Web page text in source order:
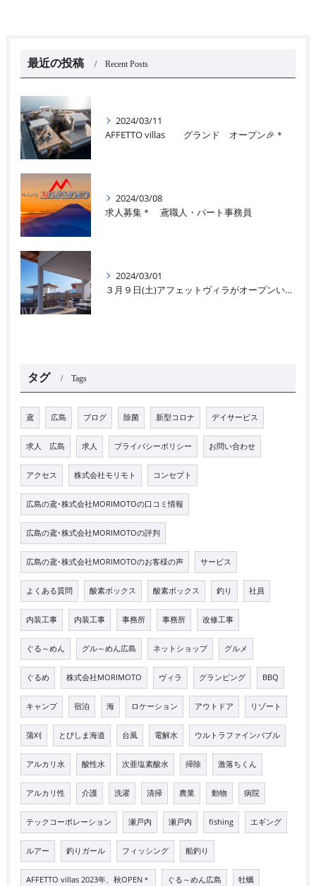
最近の投稿 Recent Posts
2024/03/11
AFFETTO villas グランド オープン🎉＊
2024/03/08
求人募集＊ 鳶職人・パート事務員
2024/03/01
３月９日(土)アフェットヴィラがオープンいたします＊🌊
タグ Tags
鳶 広島 ブログ 除菌 新型コロナ デイサービス
求人 広島 求人 プライバシーポリシー お問い合わせ
アクセス 株式会社モリモト コンセプト
広島の鳶･株式会社MORIMOTOの口コミ情報
広島の鳶･株式会社MORIMOTOの評判
広島の鳶･株式会社MORIMOTOのお客様の声 サービス
よくある質問 酸素ボックス 酸素ボックス 釣り 社員
内装工事 内装工事 事務所 事務所 改修工事
ぐる～めん グル～めん広島 ネットショップ グルメ
ぐるめ 株式会社MORIMOTO ヴィラ グランピング BBQ
キャンプ 宿泊 海 ロケーション アウトドア リゾート
蒲刈 とびしま海道 台風 電解水 ウルトラファインバブル
アルカリ水 酸性水 次亜塩素酸水 掃除 激落ちくん
アルカリ性 介護 洗濯 清掃 農業 動物 病院
テックコーポレーション 瀬戸内 瀬戸内 fishing エギング
ルアー 釣りガール フィッシング 船釣り
AFFETTO villas 2023年、秋OPEN＊ ぐる～めん広島 牡蠣